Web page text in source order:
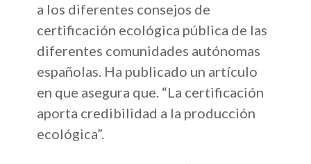
a los diferentes consejos de
certificación ecológica pública de las
diferentes comunidades autónomas
españolas. Ha publicado un artículo
en que asegura que. “La certificación
aporta credibilidad a la producción
ecológica”.